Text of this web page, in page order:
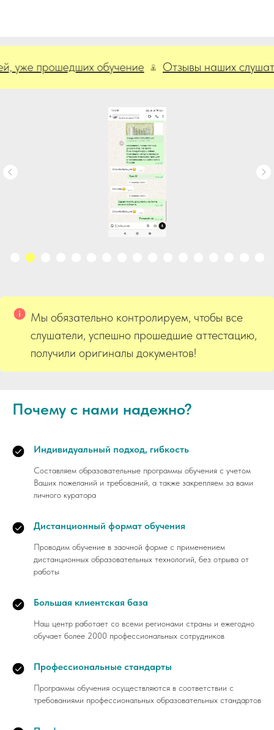
прошедших обучение Отзывы наших
Мы обязательно контролируем, чтобы все
слушатели, успешно прошедшие аттестацию,
получили оригиналы документов!
Почему с нами надежно?
Индивидуальный подход, гибкость
Составляем образовательные программы обучения с учетом
Ваших пожеланий и требований, а также закрепляем за вами
личного куратора
Дистанционный формат обучения
Проводим обучение в заочной форме с применением
дистанционных образовательных технологий, без отрыва от
работы
Большая клиентская база
Наш центр работает со всеми регионами страны и ежегодно
обучает более 2000 профессиональных сотрудников
Профессиональные стандарты
Программы обучения осуществляются в соответствии с
требованиями профессиональных образовательных стандартов